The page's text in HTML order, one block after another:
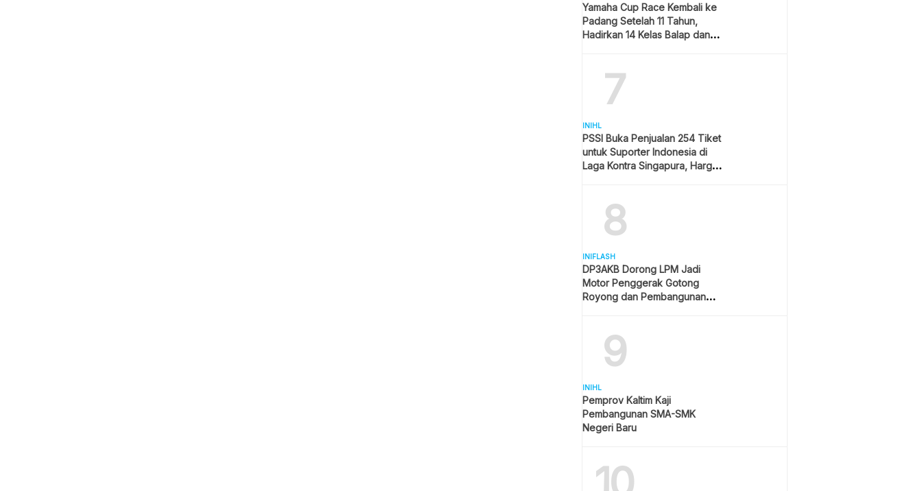
Yamaha Cup Race Kembali ke
Padang Setelah 11 Tahun,
Hadirkan 14 Kelas Balap dan
7
INIHL
PSSI Buka Penjualan 254 Tiket
untuk Suporter Indonesia di
Laga Kontra Singapura, Harga
8
INIFLASH
DP3AKB Dorong LPM Jadi
Motor Penggerak Gotong
Royong dan Pembangunan
9
INIHL
Pemprov Kaltim Kaji
Pembangunan SMA-SMK
Negeri Baru